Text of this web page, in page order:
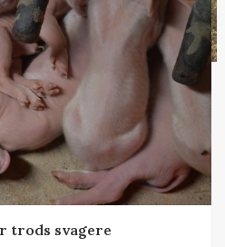
trods svagere